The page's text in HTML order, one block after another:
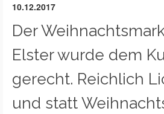
10.12.2017
Der
Elster wurde dem
gerecht. Reichlich
und statt